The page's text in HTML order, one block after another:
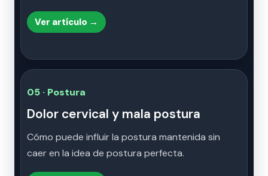
Ver artículo →
05 · Postura
Dolor cervical y mala postura
Cómo puede influir la postura mantenida sin
caer en la idea de postura perfecta.